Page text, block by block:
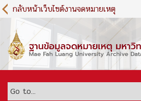
S
k
m
กลับหน้าเว็บไซต์งานจดหมายเหตุ